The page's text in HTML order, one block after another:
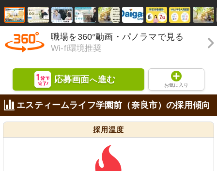
職場を360°動画・パノラマで見る
Wi-fi環境推奨
応募画面へ進む
お気に入り
エスティームライフ学園前（奈良市）の採用傾向
採用温度